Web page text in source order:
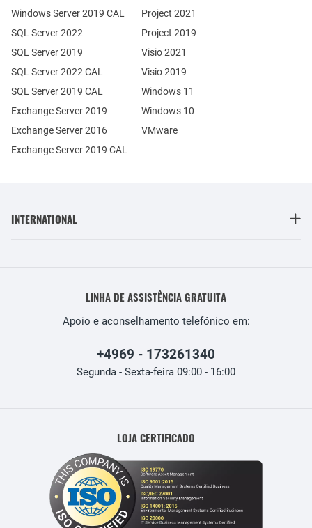
Exchange Server 2019
Exchange Server 2016
SQL Server 2022
SQL Server 2019
Windows Server 2019 CAL
SQL Server 2022 CAL
SQL Server 2019 CAL
Exchange Server 2019 CAL
Project 2021
Project 2019
Visio 2021
Visio 2019
Windows 11
Windows 10
VMware
INTERNATIONAL
LINHA DE ASSISTÊNCIA GRATUITA
Apoio e aconselhamento telefónico em:
+4969 - 173261340
Segunda - Sexta-feira 09:00 - 16:00
LOJA CERTIFICADO